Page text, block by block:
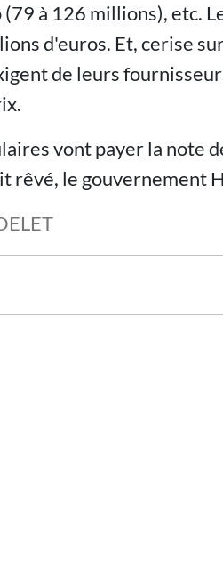
à 126 millions), etc.
d'euros. Et, cerise
de leurs
vont payer la note
rêvé, le gouvernement